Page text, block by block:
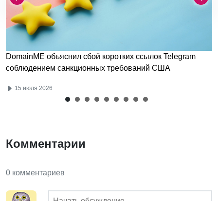
DomainME объяснил сбой коротких ссылок Telegram
соблюдением санкционных требований США
15 июля 2026
Комментарии
0 комментариев